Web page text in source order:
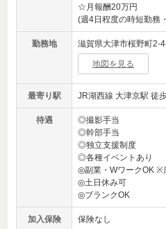
☆月報酬20万円
(週4日程度の時短勤務
勤務地 滋賀県大津市桜野町2-
地図を見る
最寄り駅 JR湖西線 大津京駅 徒
待遇
◎撮影手当
◎幹部手当
◎独立支援制度
◎各種イベントあり
◎副業・WワークOK ※
◎土日休み可
◎ブランクOK
加入保険 保険なし